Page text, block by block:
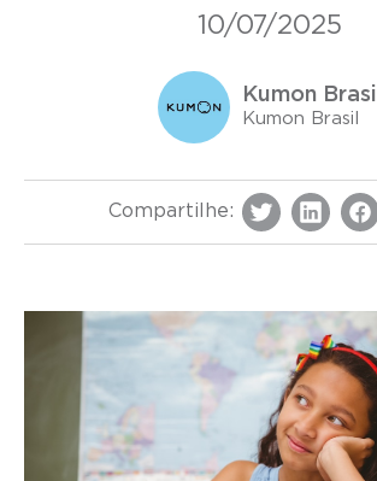
10/07/2025
Kumon Brasil
Kumon Brasil
Compartilhe: